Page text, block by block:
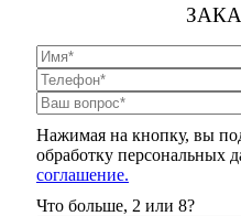
Нажимая на кнопку, вы
обработку персональных
соглашение.
Что больше, 2 или 8?